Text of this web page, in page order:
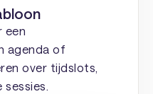
een
agenda of
over tijdslots,
sessies.